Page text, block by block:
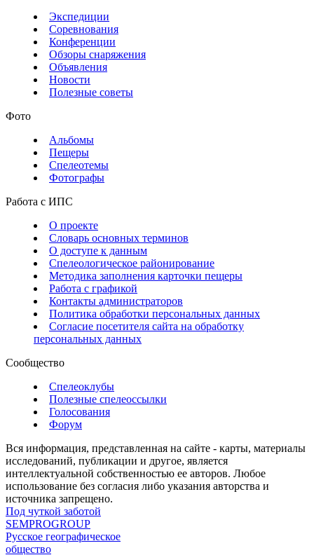
Экспедиции
Соревнования
Конференции
Обзоры снаряжения
Объявления
Новости
Полезные советы
Фото
Альбомы
Пещеры
Спелеотемы
Фотографы
Работа с ИПС
О проекте
Словарь основных терминов
О доступе к данным
Спелеологическое районирование
Методика заполнения карточки пещеры
Работа с графикой
Контакты администраторов
Политика обработки персональных данных
Согласие посетителя сайта на обработку
персональных данных
Сообщество
Спелеоклубы
Полезные спелеоссылки
Голосования
Форум
Вся информация, представленная на сайте - карты, материалы
исследований, публикации и другое, является
интеллектуальной собственностью ее авторов. Любое
использование без согласия либо указания авторства и
источника запрещено.
Под чуткой заботой
SEMPROGROUP
Русское географическое
общество